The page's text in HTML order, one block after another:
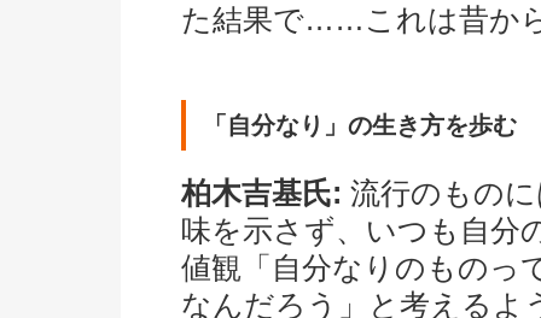
た結果で……これは昔か
「自分なり」の生き方を歩む
柏木吉基氏: 流行のもの
味を示さず、いつも自分
値観「自分なりのものっ
なんだろう」と考えるよ